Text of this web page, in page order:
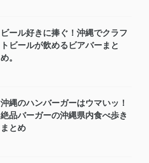
ビール好きに捧ぐ！沖縄でクラフ
トビールが飲めるビアバーまと
め。
沖縄のハンバーガーはウマいッ！
絶品バーガーの沖縄県内食べ歩き
まとめ